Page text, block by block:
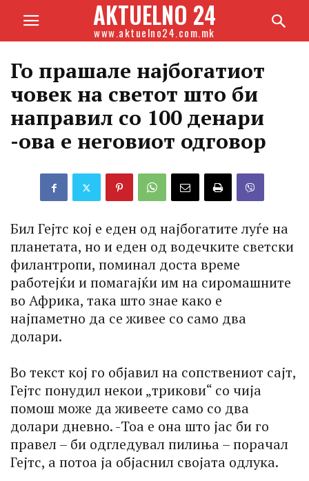
AKTUELNO 24
www.aktuelno24.com.mk
Го прашале најбогатиот
човек на светот што би
направил со 100 денари
-ова е неговиот одговор
Бил Гејтс кој е еден од најбогатите луѓе на
планетата, но и еден од водечките светски
филантропи, поминал доста време
работејќи и помагајќи им на сиромашните
во Африка, така што знае како е
најпаметно да се живее со само два
долари.
Во текст кој го објавил на сопствениот сајт,
Гејтс понудил некои „трикови“ со чија
помош може да живеете само со два
долари дневно. -Тоа е она што јас би го
правел – би одгледувал пилиња – порачал
Гејтс, а потоа ја објаснил својата одлука.